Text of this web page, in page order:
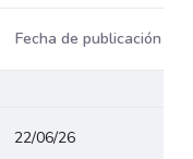
Fecha de publicación
22/06/26